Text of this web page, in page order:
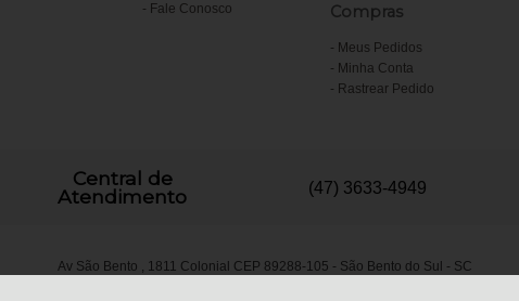
Fale Conosco
Compras
Meus Pedidos
Minha Conta
Rastrear Pedido
Central de
Atendimento
(47) 3633-4949
Av São Bento , 1811 Colonial CEP 89288-105 - São Bento do Sul - SC